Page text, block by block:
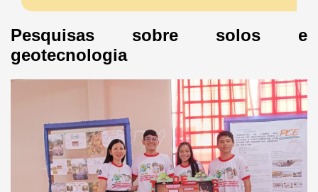
Pesquisas sobre solos e
geotecnologia